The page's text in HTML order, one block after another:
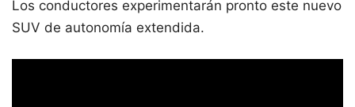
Los conductores experimentarán pronto este nuevo
SUV de autonomía extendida.